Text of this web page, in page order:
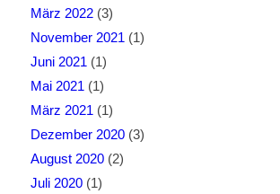
März 2022(3)
November 2021 (1)
Juni 2021 (1)
Mai 2021 (1)
März 2021 (1)
Dezember 2020(3)
August 2020(2)
Juli 2020(1)